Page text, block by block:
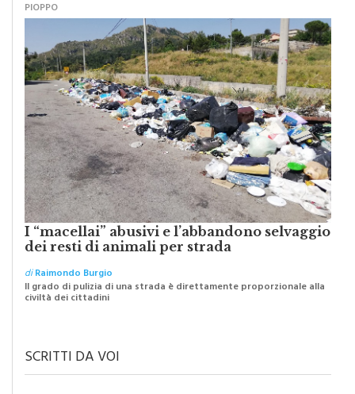
I “macellai” abusivi e l’abbandono selvaggio
dei resti di animali per strada
diRaimondo Burgio
SCRITTI DA VOI